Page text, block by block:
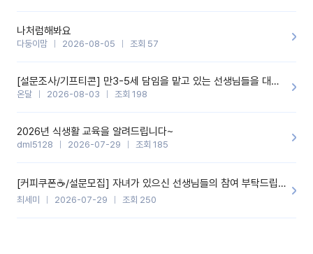
나처럼해봐요
다둥이맘 2026-08-05 조회 57
[설문조사/기프티콘] 만3-5세 담임을 맡고 있는 선생님들을 대상으로 설문조사를 합니다!
온달 2026-08-03 조회 198
2026년 식생활 교육을 알려드립니다~
dml5128 2026-07-29 조회 185
[커피쿠폰☕️/설문모집] 자녀가 있으신 선생님들의 참여 부탁드립니다!!
최세미 2026-07-29 조회 250